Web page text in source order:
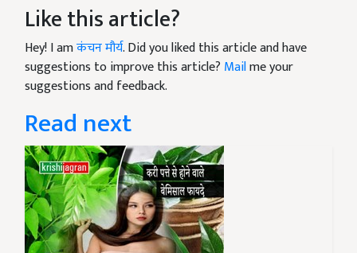
Like this article?
Hey! I amकंचन मौर्य. Did you liked this article and have
suggestions to improve this article? Mailme your
suggestions and feedback.
Read next